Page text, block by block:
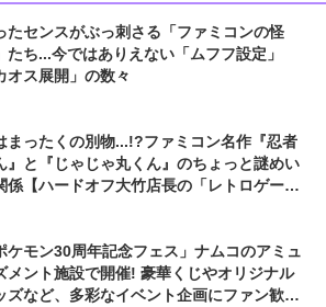
たセンスがぶっ刺さる「ファミコンの怪
たち...今ではありえない「ムフフ設定」
オス展開」の数々
まったくの別物...!?ファミコン名作『忍者
』と『じゃじゃ丸くん』のちょっと謎めい
係【ハードオフ大竹店長の「レトロゲーム
ケモン30周年記念フェス」ナムコのアミュ
メント施設で開催! 豪華くじやオリジナル
ズなど、多彩なイベント企画にファン歓喜